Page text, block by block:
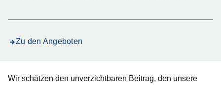
Zu den Angeboten
Wir schätzen den unverzichtbaren Beitrag, den unsere